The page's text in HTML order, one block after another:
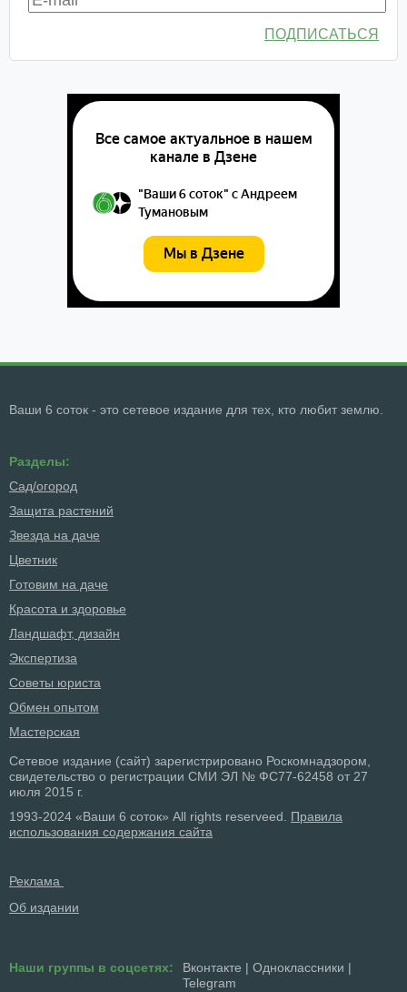
ПОДПИСАТЬСЯ
Ваши 6 соток - это сетевое издание для тех, кто любит землю.
Разделы:
Сад/огород
Защита растений
Звезда на даче
Цветник
Готовим на даче
Красота и здоровье
Ландшафт, дизайн
Экспертиза
Советы юриста
Обмен опытом
Мастерская
Сетевое издание (сайт) зарегистрировано Роскомнадзором,
свидетельство о регистрации СМИ ЭЛ № ФС77-62458 от 27
июля 2015 г.
1993-2024 «Ваши 6 соток» All rights reserveed. Правила
использования содержания сайта
Реклама
Об издании
Наши группы в соцсетях: Вконтакте | Одноклассники |
Telegram